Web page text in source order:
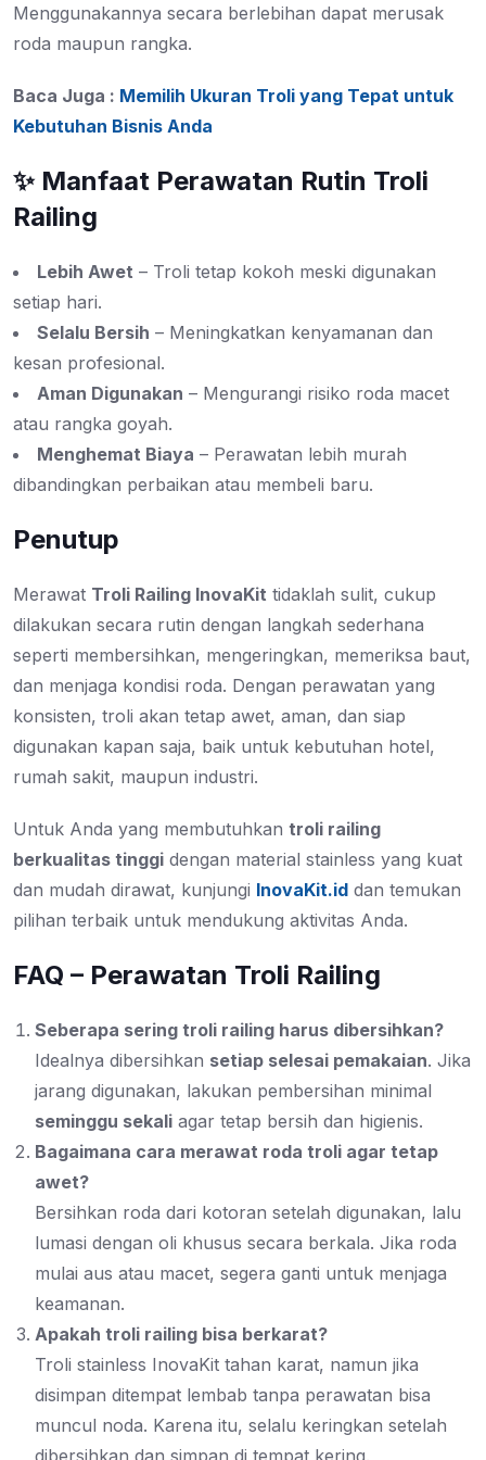
Menggunakannya secara berlebihan dapat merusak
roda maupun rangka.
Baca Juga : Memilih Ukuran Troli yang Tepat untuk
Kebutuhan Bisnis Anda
✨ Manfaat Perawatan Rutin Troli
Railing
Lebih Awet – Troli tetap kokoh meski digunakan
setiap hari.
Selalu Bersih – Meningkatkan kenyamanan dan
kesan profesional.
Aman Digunakan – Mengurangi risiko roda macet
atau rangka goyah.
Menghemat Biaya – Perawatan lebih murah
dibandingkan perbaikan atau membeli baru.
Penutup
Merawat Troli Railing InovaKit tidaklah sulit, cukup
dilakukan secara rutin dengan langkah sederhana
seperti membersihkan, mengeringkan, memeriksa baut,
dan menjaga kondisi roda. Dengan perawatan yang
konsisten, troli akan tetap awet, aman, dan siap
digunakan kapan saja, baik untuk kebutuhan hotel,
rumah sakit, maupun industri.
Untuk Anda yang membutuhkan troli railing
berkualitas tinggi dengan material stainless yang kuat
dan mudah dirawat, kunjungi InovaKit.id dan temukan
pilihan terbaik untuk mendukung aktivitas Anda.
FAQ – Perawatan Troli Railing
Seberapa sering troli railing harus dibersihkan?
Idealnya dibersihkan setiap selesai pemakaian. Jika
jarang digunakan, lakukan pembersihan minimal
seminggu sekali agar tetap bersih dan higienis.
Bagaimana cara merawat roda troli agar tetap
awet?
Bersihkan roda dari kotoran setelah digunakan, lalu
lumasi dengan oli khusus secara berkala. Jika roda
mulai aus atau macet, segera ganti untuk menjaga
keamanan.
Apakah troli railing bisa berkarat?
Troli stainless InovaKit tahan karat, namun jika
disimpan ditempat lembab tanpa perawatan bisa
muncul noda. Karena itu, selalu keringkan setelah